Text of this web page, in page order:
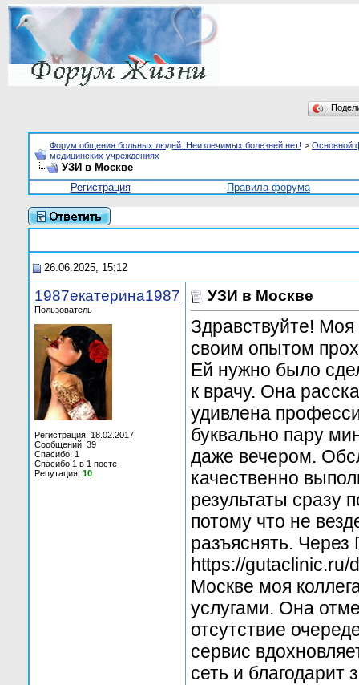
Форум общения больных людей. Неизлечимых болезней нет! > Основной
медицинских учреждениях
УЗИ в Москве
Регистрация
Правила форума
26.06.2025, 15:12
1987екатерина1987
Пользователь
Регистрация: 18.02.2017
Сообщений: 39
Спасибо: 1
Спасибо 1 в 1 посте
Репутация: 10
УЗИ в Москве
Здравствуйте! Моя
своим опытом
Ей нужно было
к врачу. Она
удивлена
буквально пару
даже вечером.
качественно
результаты сразу
потому что не
разъяснять.
https://
Москве моя
услугами. Она
отсутствие
сервис
сеть и благодарит